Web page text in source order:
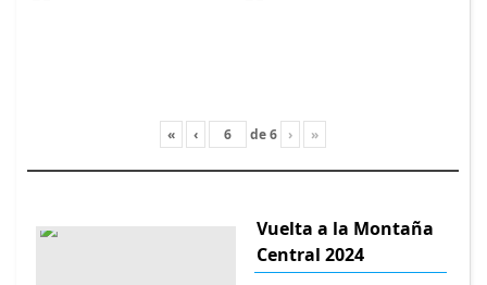
« ‹ de6 › »
Vuelta a la Montaña
Central 2024